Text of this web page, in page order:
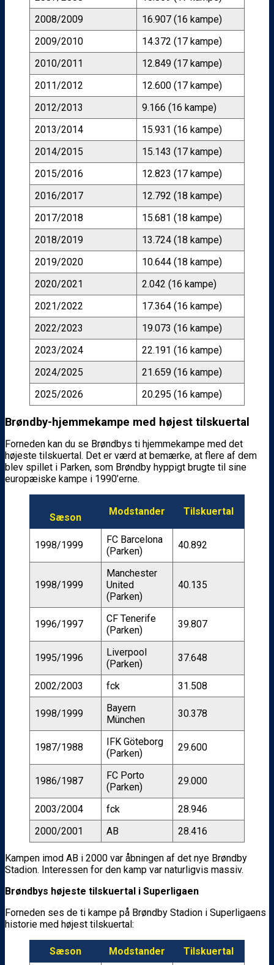
2008/2009
16.907 (16 kampe)
2009/2010
14.372 (17 kampe)
2010/2011
12.849 (17 kampe)
2011/2012
12.600 (17 kampe)
2012/2013
9.166 (16 kampe)
2013/2014
15.931 (16 kampe)
2014/2015
15.143 (17 kampe)
2015/2016
12.823 (17 kampe)
2016/2017
12.792 (18 kampe)
2017/2018
15.681 (18 kampe)
2018/2019
13.724 (18 kampe)
2019/2020
10.644 (18 kampe)
2020/2021
2.042 (16 kampe)
2021/2022
17.364 (16 kampe)
2022/2023
19.073 (16 kampe)
2023/2024
22.191 (16 kampe)
2024/2025
21.659 (16 kampe)
2025/2026
20.295 (16 kampe)
Brøndby-hjemmekampe med højest tilskuertal
Forneden kan du se Brøndbys ti hjemmekampe med det
højeste tilskuertal. Det er værd at bemærke, at flere af dem
blev spillet i Parken, som Brøndby hyppigt brugte til sine
europæiske kampe i 1990’erne.
Sæson
Modstander Tilskuertal
1998/1999
FC Barcelona
(Parken)
40.892
1998/1999
Manchester
United
(Parken)
40.135
1996/1997
CF Tenerife
(Parken)
39.807
1995/1996
Liverpool
(Parken)
37.648
2002/2003 fck 31.508
1998/1999
Bayern
München
30.378
1987/1988
IFK Göteborg
(Parken)
29.600
1986/1987
FC Porto
(Parken)
29.000
2003/2004 fck
28.946
2000/2001
AB 28.416
Kampen imod AB i 2000 var åbningen af det nye Brøndby
Stadion. Interessen for den kamp var naturligvis massiv.
Brøndbys højeste tilskuertal i Superligaen
Forneden ses de ti kampe på Brøndby Stadion i Superligaens
historie med højest tilskuertal:
Sæson Modstander Tilskuertal